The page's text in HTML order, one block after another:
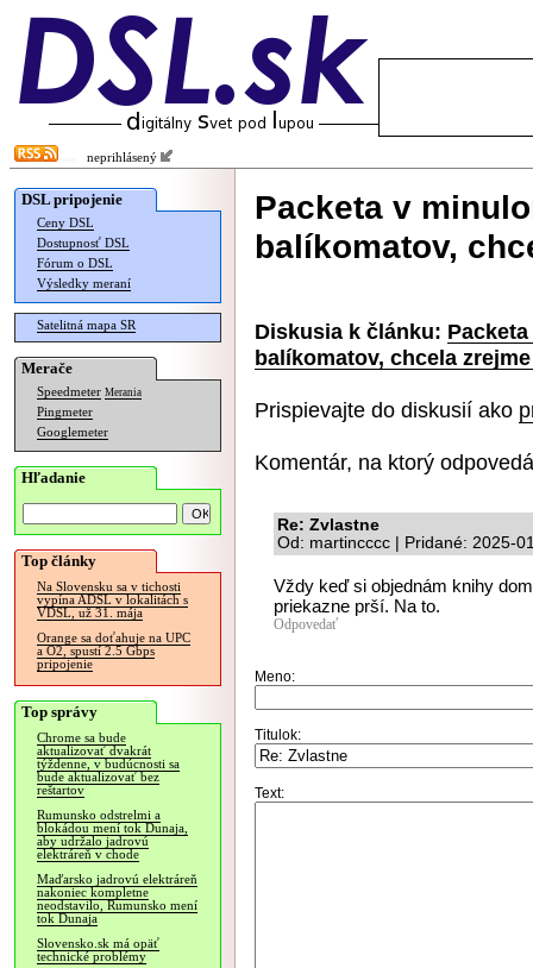
neprihlásený
DSL pripojenie
Ceny DSL
Dostupnosť DSL
Fórum o DSL
Výsledky meraní
Satelitná mapa SR
Merače
Speedmeter Merania
Pingmeter
Googlemeter
Hľadanie
Top články
Na Slovensku sa v tichosti
vypína ADSL v lokalitách s
VDSL, už 31. mája
Orange sa doťahuje na UPC
a O2, spustí 2.5 Gbps
pripojenie
Top správy
Chrome sa bude
aktualizovať dvakrát
týždenne, v budúcnosti sa
bude aktualizovať bez
reštartov
Rumunsko odstrelmi a
blokádou mení tok Dunaja,
aby udržalo jadrovú
elektráreň v chode
Maďarsko jadrovú elektráreň
nakoniec kompletne
neodstavilo, Rumunsko mení
tok Dunaja
Slovensko.sk má opäť
technické problémy
Packeta v
balíkomatov,
Diskusia k článku:
balíkomatov, chcela
Prispievajte do diskusií ako
Komentár, na ktorý
Re: Zvlastne
Od: martincccc | Pridané: 2025-
Vždy keď si objednám knihy
priekazne prší. Na to.
Odpovedať
Meno:
Titulok:
Text: